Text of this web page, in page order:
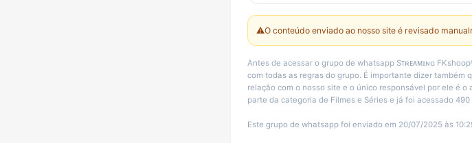
⚠️O conteúdo enviado ao nosso site é revisado
Antes de acessar o grupo de whatsapp Sᴛʀᴇᴀᴍɪɴɢ
com todas as regras do grupo. É importante dizer também
relação com o nosso site e o único responsável por ele é o
parte da categoria de Filmes e Séries e já foi acessado
Este grupo de whatsapp foi enviado em 20/07/2025 às